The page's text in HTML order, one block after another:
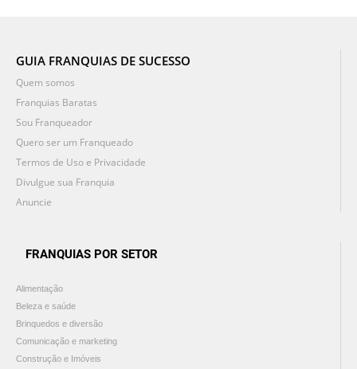
GUIA FRANQUIAS DE SUCESSO
Quem somos
Franquias Baratas
Sou Franqueador
Quero ser um Franqueado
Termos de Uso e Privacidade
Divulgue sua Franquia
Anuncie
FRANQUIAS POR SETOR
Alimentação
Beleza e saúde
Brinquedos e diversão
Comunicação e marketing
Construção e Imóveis